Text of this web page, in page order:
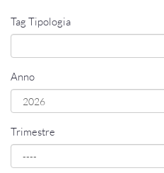
Tag Tipologia
Anno
Trimestre